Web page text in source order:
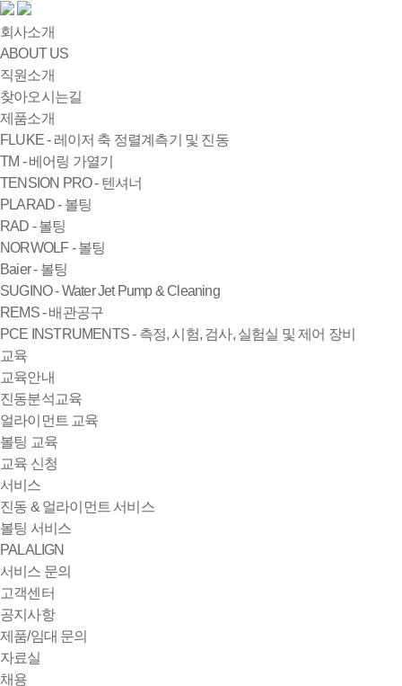
회사소개
ABOUT US
직원소개
찾아오시는길
제품소개
FLUKE - 레이저 축 정렬계측기 및 진동
TM - 베어링 가열기
TENSION PRO - 텐셔너
PLARAD - 볼팅
RAD - 볼팅
NORWOLF - 볼팅
Baier - 볼팅
SUGINO - Water Jet Pump & Cleaning
REMS - 배관공구
PCE INSTRUMENTS - 측정, 시험, 검사, 실험실 및 제어 장비
교육
교육안내
진동분석교육
얼라이먼트 교육
볼팅 교육
교육 신청
서비스
진동 & 얼라이먼트 서비스
볼팅 서비스
PALALIGN
서비스 문의
고객센터
공지사항
제품/임대 문의
자료실
채용